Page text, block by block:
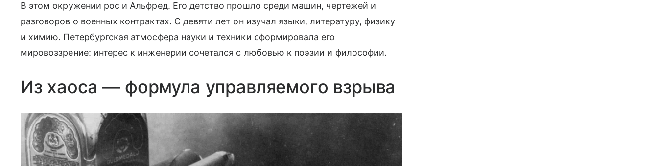
В этом окружении рос и Альфред. Его детство прошло среди машин, чертежей и
разговоров о военных контрактах. С девяти лет он изучал языки, литературу, физику
и химию. Петербургская атмосфера науки и техники сформировала его
мировоззрение: интерес к инженерии сочетался с любовью к поэзии и философии.
Из хаоса — формула управляемого взрыва